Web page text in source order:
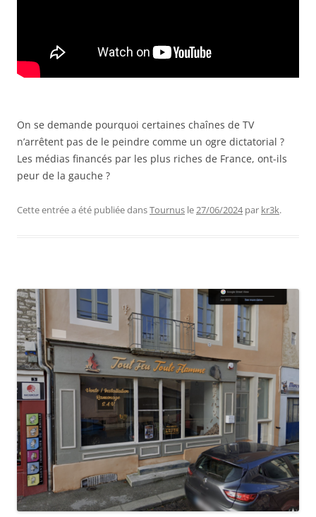
On se demande pourquoi certaines chaînes de TV
n’arrêtent pas de le peindre comme un ogre dictatorial ?
Les médias financés par les plus riches de France, ont-ils
peur de la gauche ?
Cette entrée a été publiée dansTournus le27/06/2024 par kr3k.